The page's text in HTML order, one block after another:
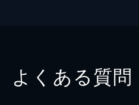
よくある質問